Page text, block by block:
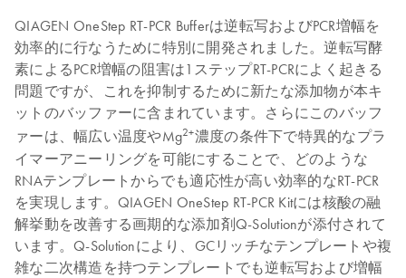
QIAGEN OneStep RT-PCR Bufferは逆転写およびPCR増幅を
効率的に行なうために特別に開発されました。逆転写酵
素によるPCR増幅の阻害は1ステップRT-PCRによく起きる
問題ですが、これを抑制するために新たな添加物が本キ
ットのバッファーに含まれています。さらにこのバッフ
ァーは、幅広い温度やMg2+濃度の条件下で特異的なプラ
イマーアニーリングを可能にすることで、どのような
RNAテンプレートからでも適応性が高い効率的なRT-PCR
を実現します。QIAGEN OneStep RT-PCR Kitには核酸の融
解挙動を改善する画期的な添加剤Q-Solutionが添付されて
います。Q-Solutionにより、GCリッチなテンプレートや複
雑な二次構造を持つテンプレートでも逆転写および増幅